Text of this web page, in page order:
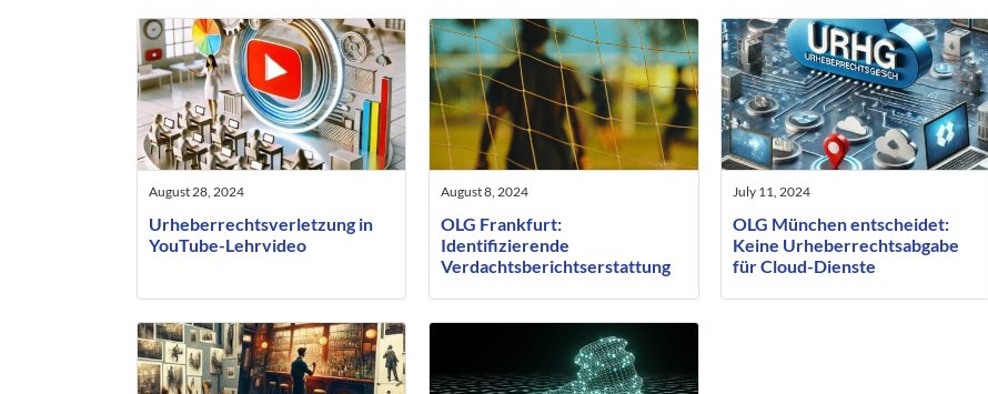
August 28, 2024
Urheberrechtsverletzung in
YouTube-Lehrvideo
August 8, 2024
OLG Frankfurt:
Identifizierende
Verdachtsberichtserstattung
Betroffenen
July 11, 2024
OLG München entscheidet:
Keine Urheberrechtsabgabe
für Cloud-Dienste